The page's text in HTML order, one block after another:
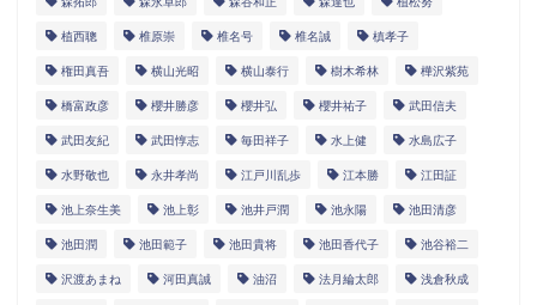
植西聰 椎原崇 椎名号 椎名誠 槙孝子
権田真吾 横山光昭 横山泰行 樹木希林 樺沢紫苑
橋富政彦 櫻井勝彦 櫻井弘 櫻井祐子 武田信夫
武田友紀 武田惇志 毎田祥子 水上健 水島広子
水野敬也 永井孝尚 江戸川乱歩 江本勝 江田証
池上奈生美 池上彰 池井戸潤 池永陽 池田清彦
池田潤 池田範子 池田貴将 池田香代子 池谷裕二
沢渡あまね 河田真誠 油沼 法月綸太郎 浅倉秋成